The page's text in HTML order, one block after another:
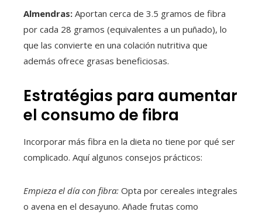
Almendras: Aportan cerca de 3.5 gramos de fibra
por cada 28 gramos (equivalentes a un puñado), lo
que las convierte en una colación nutritiva que
además ofrece grasas beneficiosas.
Estratégias para aumentar
el consumo de fibra
Incorporar más fibra en la dieta no tiene por qué ser
complicado. Aquí algunos consejos prácticos:
Empieza el día con fibra: Opta por cereales integrales
o avena en el desayuno. Añade frutas como